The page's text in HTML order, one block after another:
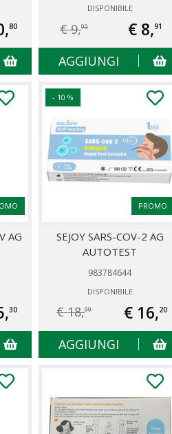
80
DISPONIBILE
€ 9,90 € 8,91
AGGIUNGI
AG
30
- 10 %
PROMO
SEJOY SARS-COV-2 AG
AUTOTEST
983784644
DISPONIBILE
€ 18,00 € 16,20
AGGIUNGI